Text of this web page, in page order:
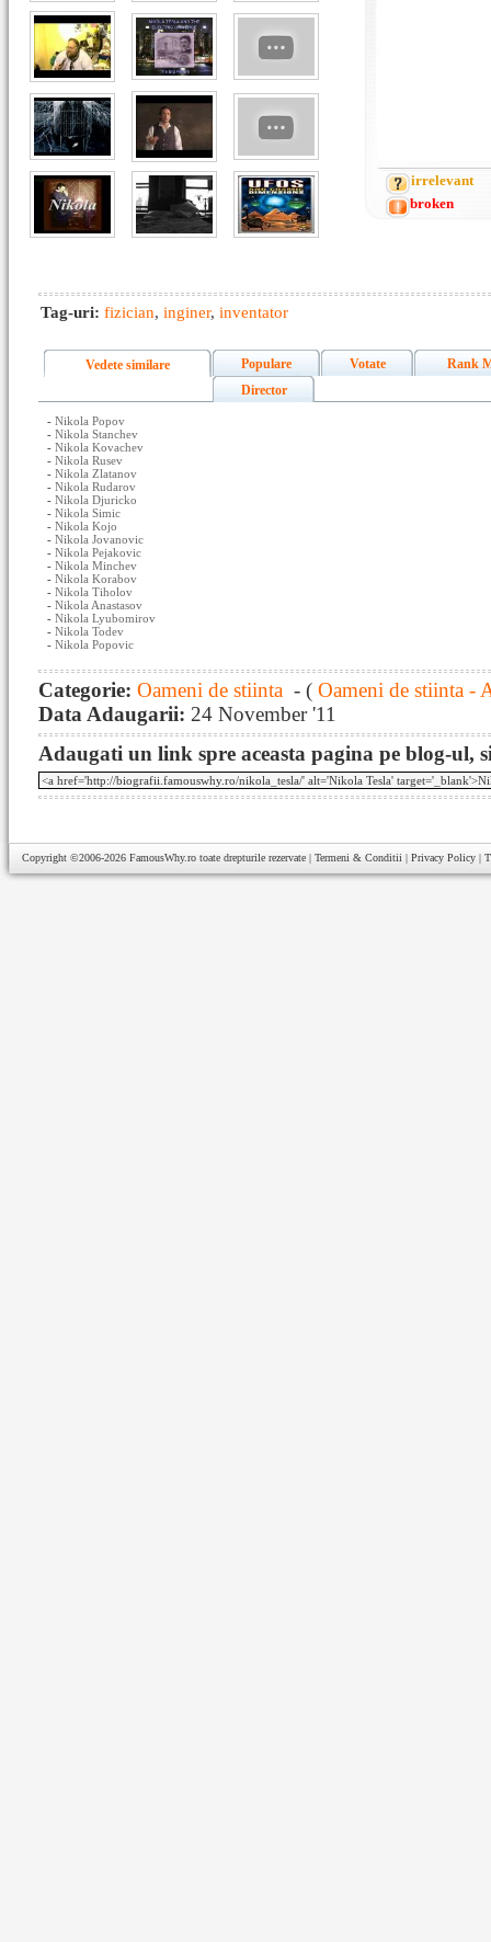
irrelevant
broken
Tag-uri: fizician, inginer, inventator
Vedete similare Populare Votate
Rank
Director
- Nikola Popov
- Nikola Stanchev
- Nikola Kovachev
- Nikola Rusev
- Nikola Zlatanov
- Nikola Rudarov
- Nikola Djuricko
- Nikola Simic
- Nikola Kojo
- Nikola Jovanovic
- Nikola Pejakovic
- Nikola Minchev
- Nikola Korabov
- Nikola Tiholov
- Nikola Anastasov
- Nikola Lyubomirov
- Nikola Todev
- Nikola Popovic
Categorie: Oameni de stiinta - ( Oameni de stiinta -
Data Adaugarii: 24 November '11
Adaugati un link spre aceasta pagina pe blog-ul,
Copyright ©2006-2026 FamousWhy.ro toate drepturile rezervate | Termeni & Conditii | Privacy Policy |